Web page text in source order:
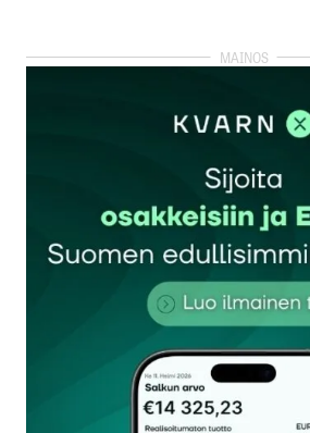
rekisteröityä
Sähköpostiosoitettasi ei julkaista.
kentät on merkitty*
Kommentti*